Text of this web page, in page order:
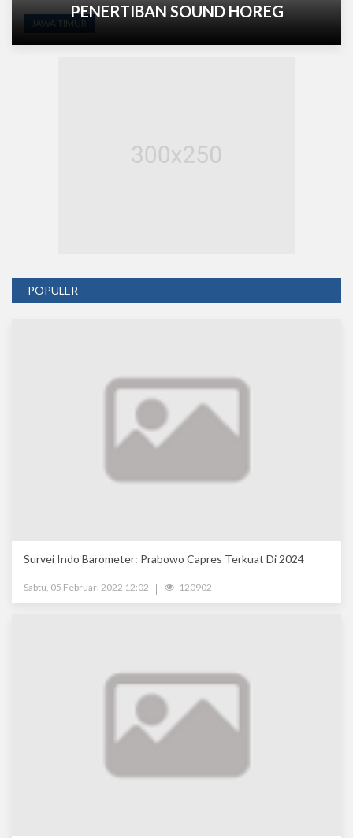
JAWA TIMUR
PENERTIBAN SOUND HOREG
POPULER
Survei Indo Barometer: Prabowo Capres Terkuat Di 2024
Sabtu, 05 Februari 2022 12:02 120902